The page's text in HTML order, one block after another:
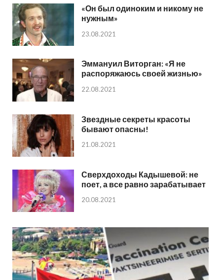
«Он был одиноким и никому не
нужным»
23.08.2021
Эммануил Виторган: «Я не
распоряжаюсь своей жизнью»
22.08.2021
Звездные секреты красоты
бывают опасны!
21.08.2021
Сверхдоходы Кадышевой: не
поет, а все равно зарабатывает
20.08.2021